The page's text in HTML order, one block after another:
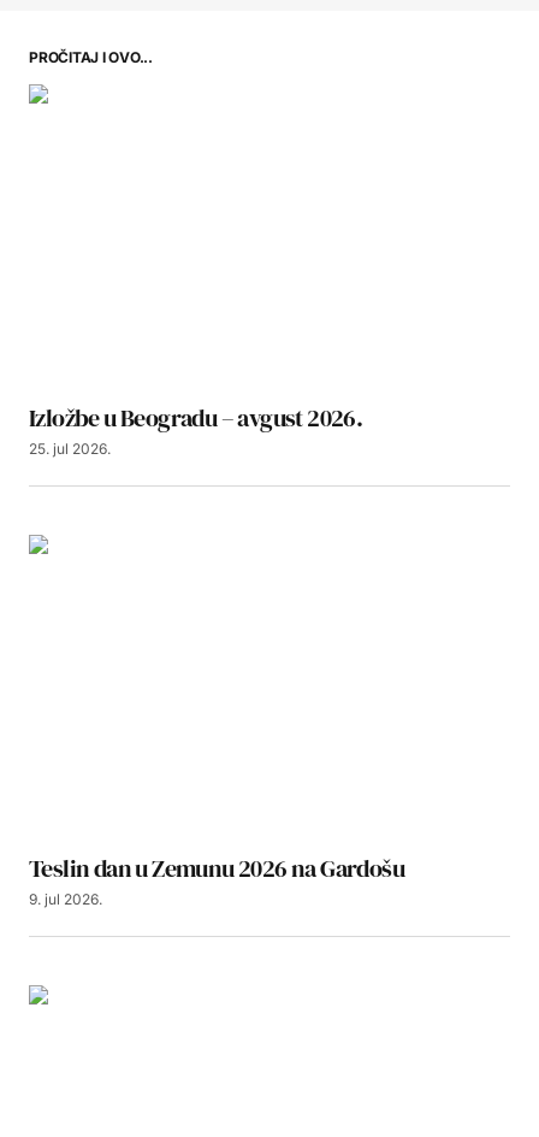
PROČITAJ I OVO...
Izložbe u Beogradu – avgust 2026.
25. jul 2026.
Teslin dan u Zemunu 2026 na Gardošu
9. jul 2026.